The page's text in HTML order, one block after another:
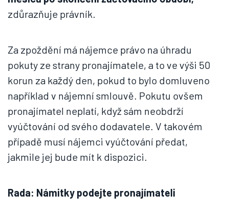
zdůrazňuje právník.
Za zpoždění má nájemce právo na úhradu
pokuty ze strany pronajímatele, a to ve výši 50
korun za každý den, pokud to bylo domluveno
například v nájemní smlouvě. Pokutu ovšem
pronajímatel neplatí, když sám neobdrží
vyúčtování od svého dodavatele. V takovém
případě musí nájemci vyúčtování předat,
jakmile jej bude mít k dispozici.
Rada: Námitky podejte pronajímateli